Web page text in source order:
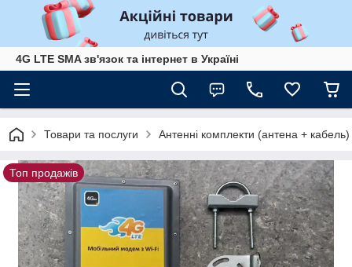
4G LTE SMA зв'язок та інтернет в Україні
Товари та послуги Антенні комплекти (антена + кабель)
Топ продажів